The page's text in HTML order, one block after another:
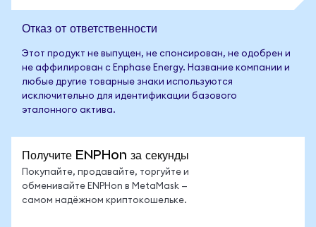
Отказ от ответственности
Этот продукт не выпущен, не спонсирован, не одобрен и
не аффилирован с Enphase Energy. Название компании и
любые другие товарные знаки используются
исключительно для идентификации базового
эталонного актива.
Получите ENPHon за секунды
Покупайте, продавайте, торгуйте и
обменивайте ENPHon в MetaMask —
самом надёжном криптокошельке.